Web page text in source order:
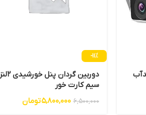
-11%
دوربین گردان پنل خورشیدی 2لنز
سیم کارت خور
6,500,000
5,800,000تومان